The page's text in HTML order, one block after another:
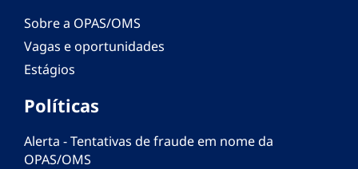
Sobre a OPAS/OMS
Vagas e oportunidades
Estágios
Políticas
Alerta - Tentativas de fraude em nome da
OPAS/OMS